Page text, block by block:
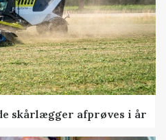
skårlægger afprøves i år